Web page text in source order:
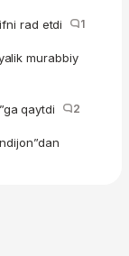
rad etdi 1
murabbiy
qaytdi 2